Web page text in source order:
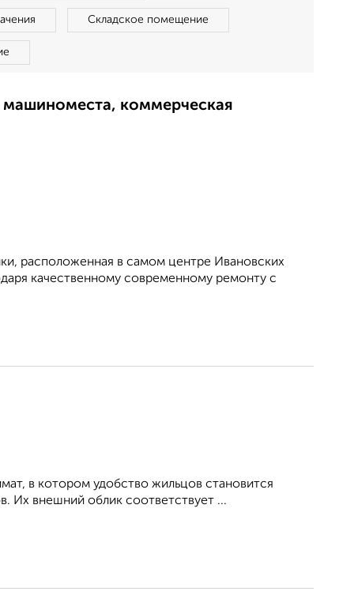
Складское помещение
коммерческая
расположенная в самом центре Ивановских
качественному современному ремонту с
в котором удобство жильцов становится
Их внешний облик соответствует ...